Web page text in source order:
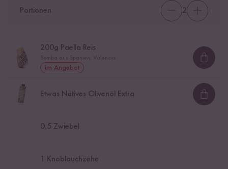
Portionen 2
200g Paella Reis
im Angebot
Etwas Natives Olivenöl Extra
0,5 Zwiebel
1 Knoblauchzehe